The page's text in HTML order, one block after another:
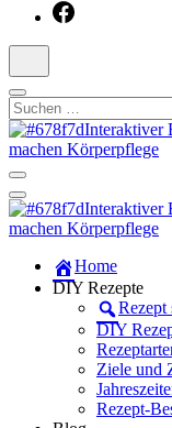
Suchen
nach:
Manuka
Dein
Manuka
Dein
Dein persönlicher
Home
DIY Rezepte
Rezept
DIY
Ziele und
Rezept-